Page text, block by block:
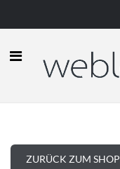
ZURÜCK ZUM SHOP